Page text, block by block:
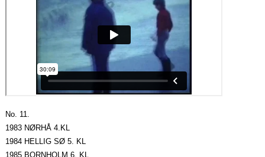
No. 11.
1983 NØRHÅ 4.KL
1984 HELLIG SØ 5. KL
1985 BORNHOLM 6. KL